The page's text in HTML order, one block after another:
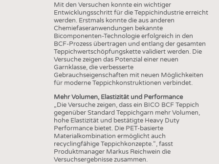
ADRESSEN & LINKS
PUBLIKATIONEN
BRANCHENTERMINE
Mit den Versuchen konnte ein wichtiger
Entwicklungsschritt für die Teppichindustrie erreicht
werden. Erstmals konnte die aus anderen
Chemiefaseranwendungen bekannte
Bicomponenten-Technologie erfolgreich in den
BCF-Prozess übertragen und entlang der gesamten
Teppichwertschöpfungskette validiert werden. Die
Versuche zeigen das Potenzial einer neuen
Garnklasse, die verbesserte
Gebrauchseigenschaften mit neuen Möglichkeiten
für moderne Teppichkonstruktionen verbindet.
Mehr Volumen, Elastizität und Performance
„Die Versuche zeigen, dass ein BICO BCF Teppich
gegenüber Standard Teppichgarn mehr Volumen,
hohe Elastizität und bestätigte Heavy Duty
Performance bietet. Die PET-basierte
Materialkombination ermöglicht auch
recyclingfähige Teppichkonzepte.“, fasst
Produktmanager Markus Reichwein die
Versuchsergebnisse zusammen.